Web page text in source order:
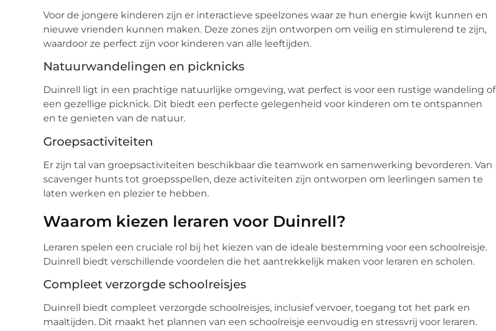
Voor de jongere kinderen zijn er interactieve speelzones waar ze hun energie kwijt kunnen en
nieuwe vrienden kunnen maken. Deze zones zijn ontworpen om veilig en stimulerend te zijn,
waardoor ze perfect zijn voor kinderen van alle leeftijden.
Natuurwandelingen en picknicks
Duinrell ligt in een prachtige natuurlijke omgeving, wat perfect is voor een rustige wandeling of
een gezellige picknick. Dit biedt een perfecte gelegenheid voor kinderen om te ontspannen
en te genieten van de natuur.
Groepsactiviteiten
Er zijn tal van groepsactiviteiten beschikbaar die teamwork en samenwerking bevorderen. Van
scavenger hunts tot groepsspellen, deze activiteiten zijn ontworpen om leerlingen samen te
laten werken en plezier te hebben.
Waarom kiezen leraren voor Duinrell?
Leraren spelen een cruciale rol bij het kiezen van de ideale bestemming voor een schoolreisje.
Duinrell biedt verschillende voordelen die het aantrekkelijk maken voor leraren en scholen.
Compleet verzorgde schoolreisjes
Duinrell biedt compleet verzorgde schoolreisjes, inclusief vervoer, toegang tot het park en
maaltijden. Dit maakt het plannen van een schoolreisje eenvoudig en stressvrij voor leraren.